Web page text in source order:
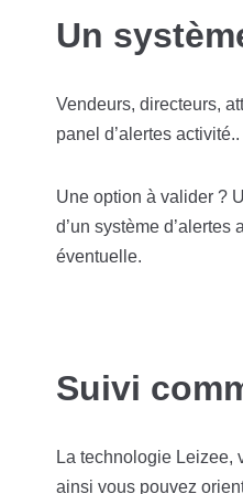
Un
Vendeurs, directeurs,
panel d’alertes activité..
Une option à valider ?
d’un système
éventuelle.
Suivi
La technologie Leizee,
ainsi vous pouvez